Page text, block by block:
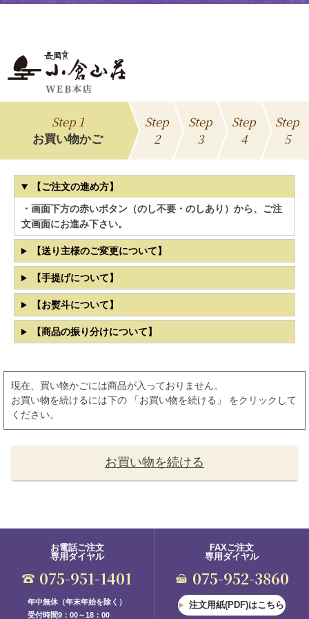
Step 1
お買い物かご
Step
2
Step
3
Step
4
Step
5
【ご注文の進め方】
・画面下方の赤いボタン（のし不要・のしあり）から、ご注
文画面にお進み下さい。
【送り主様のご変更について】
【手提げについて】
【お熨斗について】
【商品の振り分けについて】
現在、買い物かごには商品が入っておりません。
お買い物を続けるには下の 「お買い物を続ける」 をクリックして
ください。
お買い物を続ける
お電話ご注文
専用ダイヤル
075-951-1401
年中無休（年末年始を除く）
受付時間9：00～18：00
FAXご注文
専用ダイヤル
075-952-3860
注文用紙(PDF)はこちら